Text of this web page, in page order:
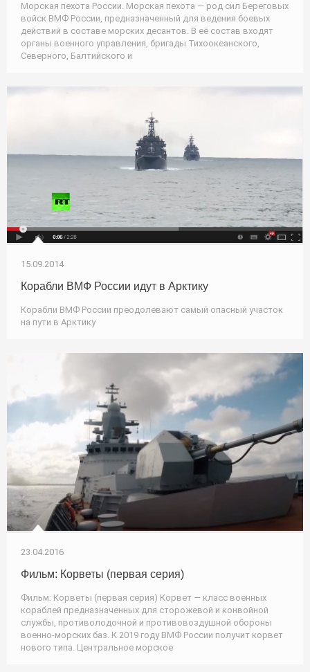
Морская пехота России. Морская пехота — род сил Береговых
войск ВМФ России, предназначенный для ведения боевых
действий в составе морских десантов. В её состав входят
органы военного управления, бригады Тихоокеанского,
Северного, Балтийского и
15.09.2014
Корабли ВМФ России идут в Арктику
Корабли ВМФ России преодолевают самый опасный участок
на пути в Арктику
23.04.2016
Фильм: Корветы (первая серия)
Фильм: Корветы (первая серия) Корвет — класс военных
кораблей предназначенных для сторожевой и конвойной
службы, противолодочной и противовоздушной обороны
военно-морских баз. К 2019 году ВМФ России получит корвет
нового типа. Центральное морское